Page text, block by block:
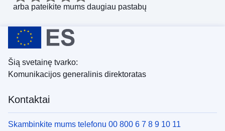
arba pateikite mums daugiau pastabų
Šią svetainę tvarko:
Komunikacijos generalinis direktoratas
Kontaktai
Skambinkite mums telefonu 00 800 6 7 8 9 10 11